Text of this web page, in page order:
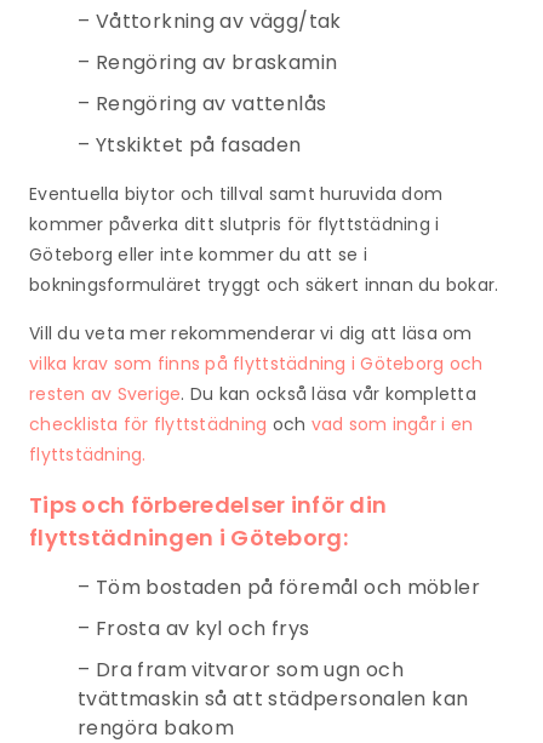
– Våttorkning av vägg/tak
– Rengöring av braskamin
– Rengöring av vattenlås
– Ytskiktet på fasaden
Eventuella biytor och tillval samt huruvida dom
kommer påverka ditt slutpris för flyttstädning i
Göteborg eller inte kommer du att se i
bokningsformuläret tryggt och säkert innan du bokar.
Vill du veta mer rekommenderar vi dig att läsa om
vilka krav som finns på flyttstädning i Göteborg och
resten av Sverige. Du kan också läsa vår kompletta
checklista för flyttstädning och vad som ingår i en
flyttstädning.
Tips och förberedelser inför din
flyttstädningen i Göteborg:
– Töm bostaden på föremål och möbler
– Frosta av kyl och frys
– Dra fram vitvaror som ugn och
tvättmaskin så att städpersonalen kan
rengöra bakom